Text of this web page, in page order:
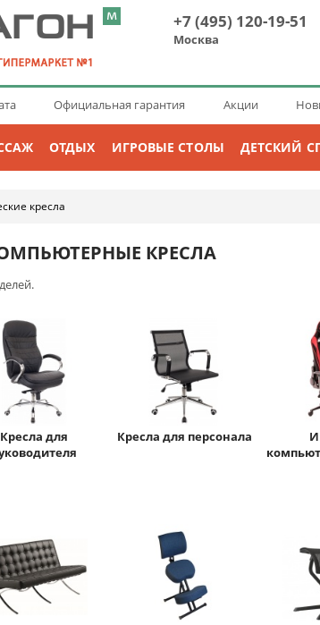
+7 (495) 120-19-51
Москва
Официальная гарантия Акции
ОТДЫХ ИГРОВЫЕ СТОЛЫ ДЕТСКИЙ
кресла
КРЕСЛА
Кресла для
Кресла для персонала